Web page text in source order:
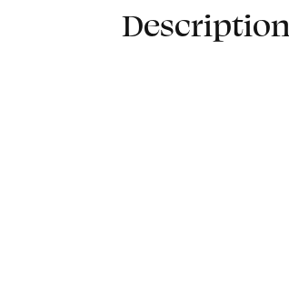
Description